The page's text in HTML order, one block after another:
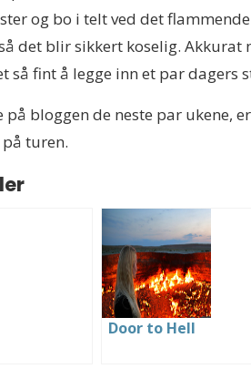
og bo i telt ved det
det blir sikkert koselig.
så fint å legge inn et par dagers
bloggen de neste par ukene,
turen.
Door to Hell